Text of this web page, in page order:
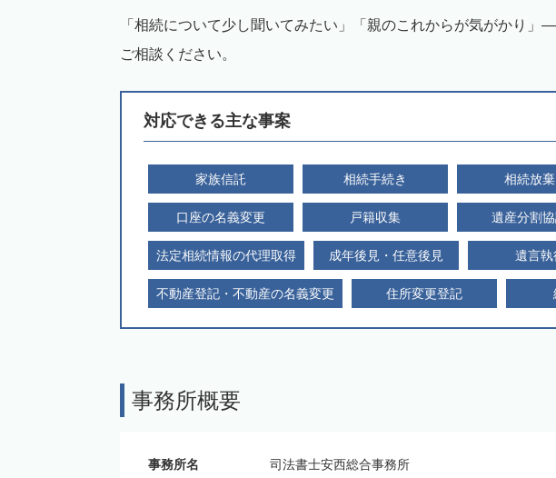
「相続について少し聞いてみたい」「親のこれからが気がかり
ご相談ください。
対応できる主な事案
家族信託 相続手続き 相続放棄
口座の名義変更 戸籍収集 遺産分割
法定相続情報の代理取得 成年後見・任意後見 遺言執
不動産登記・不動産の名義変更 住所変更登記
事務所概要
事務所名 司法書士安西総合事務所